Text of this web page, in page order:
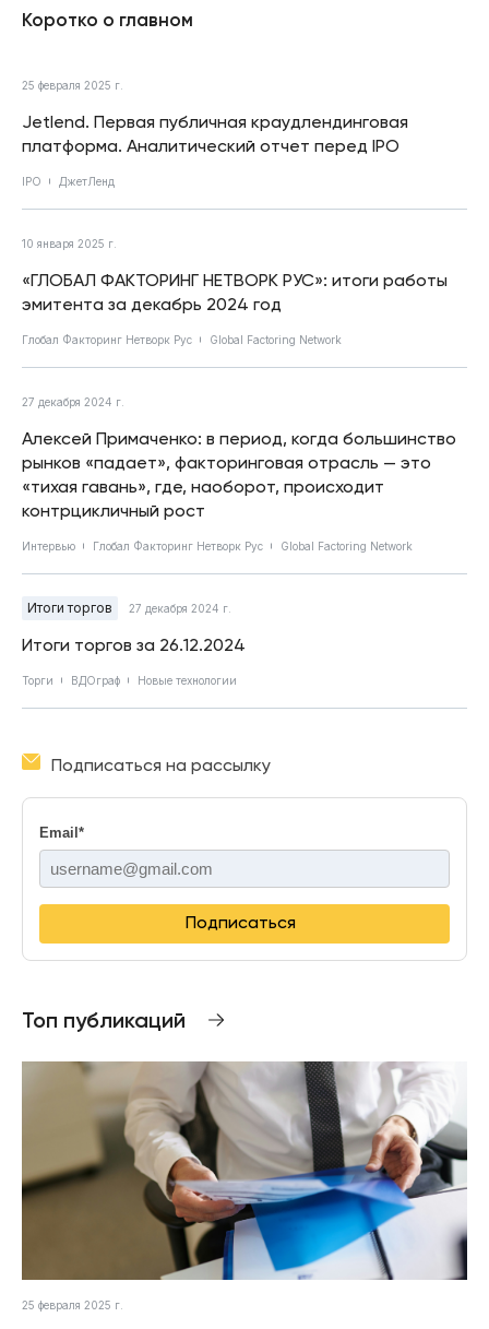
Коротко о главном
25 февраля 2025 г.
Jetlend. Первая публичная краудлендинговая
платформа. Аналитический отчет перед IPO
IPO ДжетЛенд
10 января 2025 г.
«ГЛОБАЛ ФАКТОРИНГ НЕТВОРК РУС»: итоги работы
эмитента за декабрь 2024 год
Глобал Факторинг Нетворк Рус Global Factoring Network
27 декабря 2024 г.
Алексей Примаченко: в период, когда большинство
рынков «падает», факторинговая отрасль — это
«тихая гавань», где, наоборот, происходит
контрцикличный рост
Интервью Глобал Факторинг Нетворк Рус Global Factoring Network
Итоги торгов 27 декабря 2024 г.
Итоги торгов за 26.12.2024
Торги ВДОграф Новые технологии
Подписаться на рассылку
Email *
Подписаться
Топ публикаций
25 февраля 2025 г.